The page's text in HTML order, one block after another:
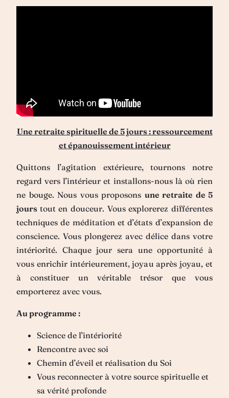
Une retraite spirituelle de 5 jours : ressourcement
et épanouissement intérieur
Quittons l’agitation extérieure, tournons notre
regard vers l’intérieur et installons-nous là où rien
ne bouge. Nous vous proposons une retraite de 5
jours tout en douceur. Vous explorerez différentes
techniques de méditation et d’états d’expansion de
conscience. Vous plongerez avec délice dans votre
intériorité. Chaque jour sera une opportunité à
vous enrichir intérieurement, joyau après joyau, et
à constituer un véritable trésor que vous
emporterez avec vous.
Au programme :
Science de l’intériorité
Rencontre avec soi
Chemin d’éveil et réalisation du Soi
Vous reconnecter à votre source spirituelle et
sa vérité profonde